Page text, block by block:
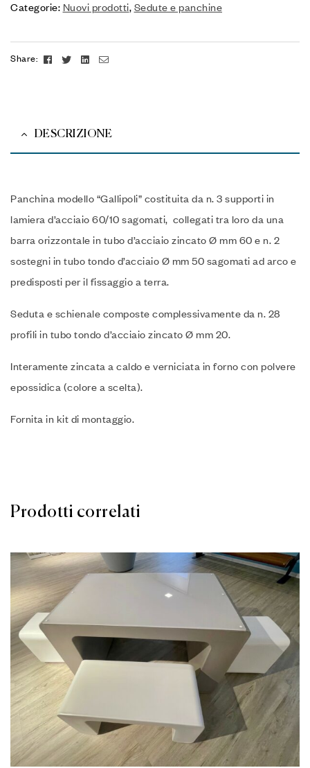
Categorie: Nuovi prodotti, Sedute e panchine
Share: FacebookTwitterLinkedin
Email
DESCRIZIONE
Panchina modello “Gallipoli” costituita da n.‎ 3 supporti in
lamiera d’acciaio 60/10 sagomati, collegati tra loro da una
barra orizzontale in tubo d’acciaio zincato Ø mm 60 e n.‎ 2
sostegni in tubo tondo d’acciaio Ø mm 50 sagomati ad arco e
predisposti per il fissaggio a terra.‎
Seduta e schienale composte complessivamente da n.‎ 28
profili in tubo tondo d’acciaio zincato Ø mm 20.‎
Interamente zincata a caldo e verniciata in forno con polvere
epossidica (colore a scelta).‎
Fornita in kit di montaggio.‎
Prodotti correlati